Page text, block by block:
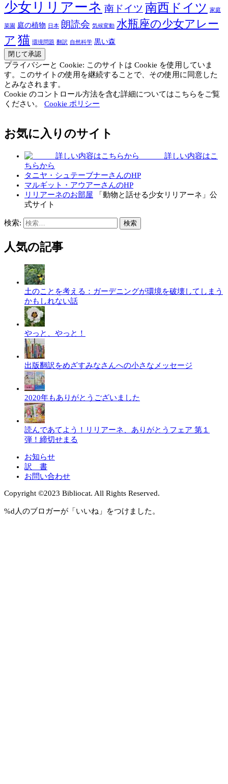
少女リリアーネ 南ドイツ 南西ドイツ 家庭
菜園 庭の植物 日本 朗読会 気候変動 水瓶座の少女アレー
ア 猫 環境問題 翻訳 自然科学 黒い森
プライバシーと Cookie: このサイトは Cookie を使用していま
す。このサイトの使用を継続することで、その使用に同意した
とみなされます。
Cookie のコントロール方法を含む詳細についてはこちらをご覧
ください。 Cookie ポリシー
お気に入りのサイト
詳しい内容はこ
ちらから
タニヤ・シュテーブナーさんのHP
マルギット・アウアーさんのHP
リリアーネのお部屋 「動物と話せる少女リリアーネ」公
式サイト
検索:
人気の記事
土のことを考える：ガーデニングが環境を破壊してしまう
かもしれない話
やっと、やっと！
出版翻訳をめざすみなさんへの小さなメッセージ
2020年もありがとうございました
読んであてよう！リリアーネ、ありがとうフェア 第１
弾！締切せまる
お知らせ
訳 書
お問い合わせ
Copyright ©︎2023 Bibliocat. All Rights Reserved.
%d人のブロガーが「いいね」をつけました。